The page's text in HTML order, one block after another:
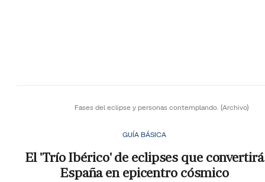
Fases del eclipse y personas contemplando. (Archivo)
GUÍA BÁSICA
El 'Trío Ibérico' de eclipses que convertirá
España en epicentro cósmico